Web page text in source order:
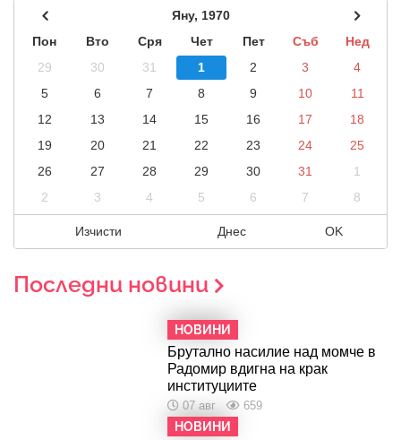
Яну, 1970
Пон
Вто Сря Чет Пет Съб
Нед
29
30 31 1 2 3
4
5
6 7 8 9 10
11
12
13 14 15 16 17
18
19
20 21 22 23 24
25
26
27 28 29 30 31
1
2
3 4 5 6 7 8
Изчисти Днес OK
Последни новини
НОВИНИ
Брутално насилие над момче в
Радомир вдигна на крак
институциите
07 авг 659
НОВИНИ